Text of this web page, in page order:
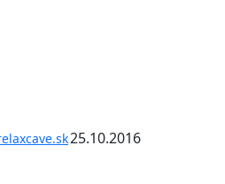
25.10.2016